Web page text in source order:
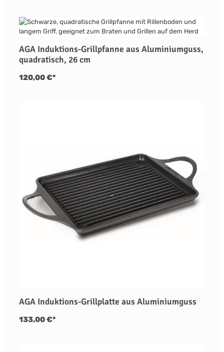
AGA Induktions-Grillpfanne aus Aluminiumguss,
quadratisch, 26 cm
120,00 €*
AGA Induktions-Grillplatte aus Aluminiumguss
133,00 €*